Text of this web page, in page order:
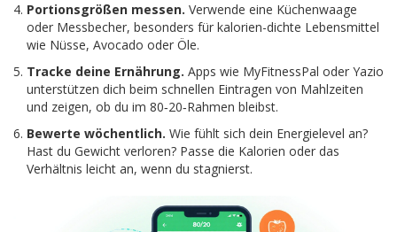
Portionsgrößen messen. Verwende eine Küchenwaage
oder Messbecher, besonders für kalorien-dichte Lebensmittel
wie Nüsse, Avocado oder Öle.
Tracke deine Ernährung. Apps wie MyFitnessPal oder Yazio
unterstützen dich beim schnellen Eintragen von Mahlzeiten
und zeigen, ob du im 80‑20‑Rahmen bleibst.
Bewerte wöchentlich. Wie fühlt sich dein Energielevel an?
Hast du Gewicht verloren? Passe die Kalorien oder das
Verhältnis leicht an, wenn du stagnierst.